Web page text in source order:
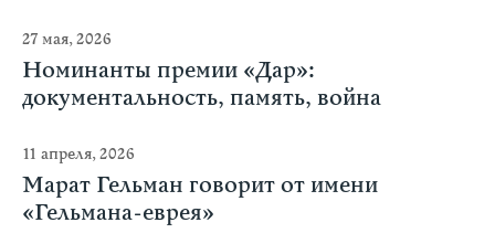
27 мая, 2026
Номинанты премии «Дар»:
документальность, память, война
11 апреля, 2026
Марат Гельман говорит от имени
«Гельмана-еврея»